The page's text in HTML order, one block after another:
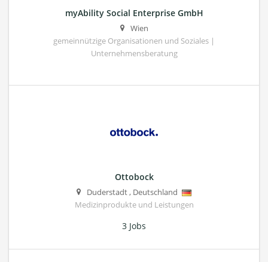
myAbility Social Enterprise GmbH
Wien
gemeinnützige Organisationen und Soziales |
Unternehmensberatung
Ottobock
Duderstadt, Deutschland
Medizinprodukte und Leistungen
3 Jobs